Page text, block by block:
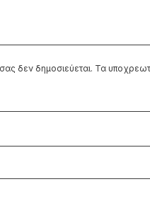
δεν δημοσιεύεται. Τα